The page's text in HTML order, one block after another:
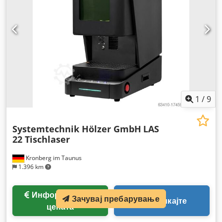
1 /9
Kronberg im Taunus
1.396 km
Systemtechnik Hölzer GmbH LAS
22 Tischlaser
цената
Повикајте
Зачувај пребарување